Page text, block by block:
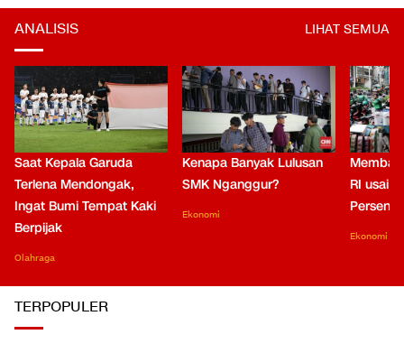
ANALISIS LIHAT SEMUA
Saat Kepala Garuda
Terlena Mendongak,
Ingat Bumi Tempat Kaki
Berpijak
Olahraga
Kenapa Banyak Lulusan
SMK Nganggur?
Ekonomi
RI usai
Persen
Ekonomi
TERPOPULER